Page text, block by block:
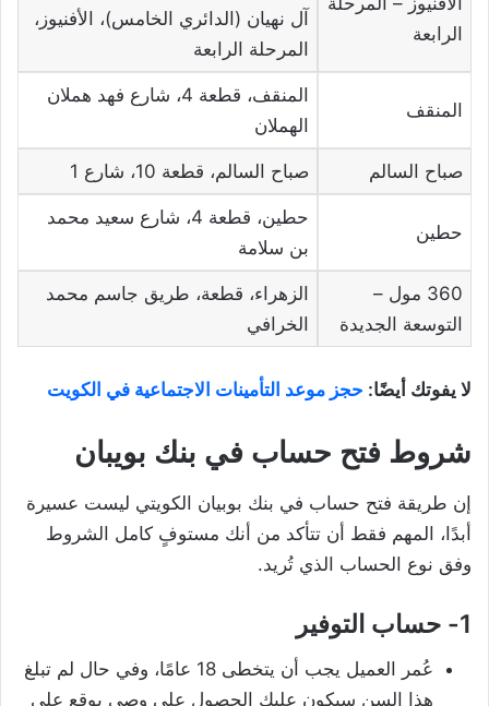
الرابعة
آل نهيان (الدائري الخامس)، الأفنيوز،
المرحلة الرابعة
المنقف
المنقف، قطعة 4، شارع فهد هملان
الهملان
صباح السالم صباح السالم، قطعة 10، شارع 1
حطين
حطين، قطعة 4، شارع سعيد محمد
بن سلامة
360 مول –
التوسعة الجديدة
الزهراء، قطعة، طريق جاسم محمد
الخرافي
لا يفوتك أيضًا: حجز موعد التأمينات الاجتماعية في الكويت
شروط فتح حساب في بنك بويبان
إن طريقة فتح حساب في بنك بوبيان الكويتي ليست عسيرة
أبدًا، المهم فقط أن تتأكد من أنك مستوفٍ كامل الشروط
وفق نوع الحساب الذي تُريد.
1- حساب التوفير
عُمر العميل يجب أن يتخطى 18 عامًا، وفي حال لم تبلغ
هذا السن سيكون عليك الحصول على وصي يوقع على